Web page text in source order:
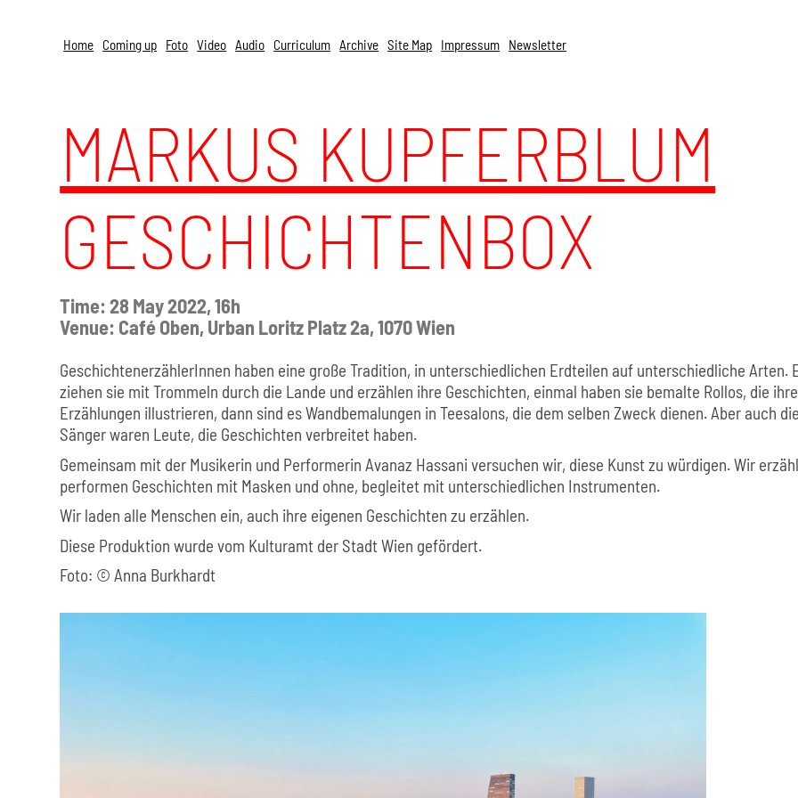
Home Coming up Foto Video Audio Curriculum Archive Site Map Impressum Newsletter
MARKUS KUPFERBLUM
GESCHICHTENBOX
Time: 28 May 2022, 16h
Venue: Café Oben, Urban Loritz Platz 2a, 1070 Wien
GeschichtenerzählerInnen haben eine große Tradition, in unterschiedlichen Erdteilen auf unterschiedliche Arten.
ziehen sie mit Trommeln durch die Lande und erzählen ihre Geschichten, einmal haben sie bemalte Rollos, die ihre
Erzählungen illustrieren, dann sind es Wandbemalungen in Teesalons, die dem selben Zweck dienen. Aber auch
Sänger waren Leute, die Geschichten verbreitet haben.
Gemeinsam mit der Musikerin und Performerin Avanaz Hassani versuchen wir, diese Kunst zu würdigen. Wir
performen Geschichten mit Masken und ohne, begleitet mit unterschiedlichen Instrumenten.
Wir laden alle Menschen ein, auch ihre eigenen Geschichten zu erzählen.
Diese Produktion wurde vom Kulturamt der Stadt Wien gefördert.
Foto: © Anna Burkhardt